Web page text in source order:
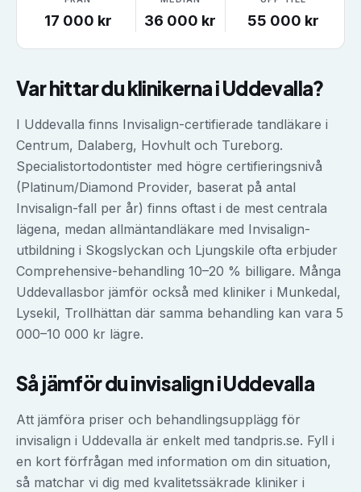
17 000 kr 36 000 kr 55 000 kr
Var hittar du klinikerna iUddevalla?
I Uddevalla finns Invisalign-certifierade tandläkare i
Centrum, Dalaberg, Hovhult och Tureborg.
Specialistortodontister med högre certifieringsnivå
(Platinum/Diamond Provider, baserat på antal
Invisalign-fall per år) finns oftast i de mest centrala
lägena, medan allmäntandläkare med Invisalign-
utbildning i Skogslyckan och Ljungskile ofta erbjuder
Comprehensive-behandling 10–20 % billigare. Många
Uddevallasbor jämför också med kliniker i Munkedal,
Lysekil, Trollhättan där samma behandling kan vara 5
000–10 000 kr lägre.
Så jämför duinvisaligniUddevalla
Att jämföra priser och behandlingsupplägg för
invisalign i Uddevalla är enkelt med tandpris.se. Fyll i
en kort förfrågan med information om din situation,
så matchar vi dig med kvalitetssäkrade kliniker i